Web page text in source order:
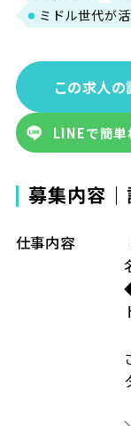
ミドル世代が
この求人
LINEで簡単
募集内容
仕事内容